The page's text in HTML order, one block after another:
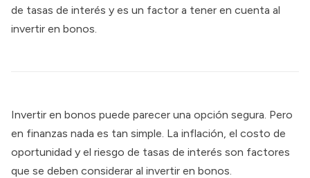
de tasas de interés y es un factor a tener en cuenta al
invertir en bonos.
Invertir en bonos puede parecer una opción segura. Pero
en finanzas nada es tan simple. La inflación, el costo de
oportunidad y el riesgo de tasas de interés son factores
que se deben considerar al invertir en bonos.